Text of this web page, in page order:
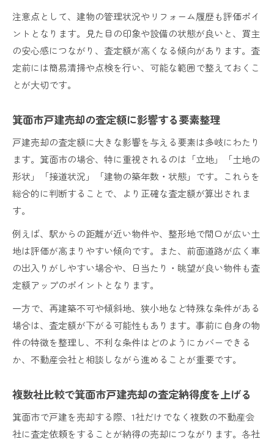
注意点として、建物の管理状況やリフォーム履歴も評価ポイ
ントとなります。見た目の印象や設備の状態が良いと、買主
の安心感につながり、査定額が高くなる傾向があります。査
定前には簡易清掃や点検を行い、可能な範囲で整えておくこ
とが大切です。
箕面市戸建売却の査定額に影響する要素整理
戸建売却の査定額に大きな影響を与える要素は多岐にわたり
ます。箕面市の場合、特に重視されるのは「立地」「土地の
形状」「接道状況」「建物の築年数・状態」です。これらを
総合的に判断することで、より正確な査定額が算出されま
す。
例えば、駅からの距離が近い物件や、整形地で間口が広い土
地は評価が高まりやすい傾向です。また、前面道路が広く車
の出入りがしやすい場合や、日当たり・眺望が良い物件も査
定額アップのポイントとなります。
一方で、再建築不可や傾斜地、狭小地など特殊な条件がある
場合は、査定額が下がる可能性もあります。事前に自身の物
件の特徴を整理し、不利な条件はどのようにカバーできる
か、不動産会社と相談しながら進めることが重要です。
複数社比較で箕面市戸建売却の査定納得度を上げる
箕面市で戸建を売却する際、1社だけでなく複数の不動産会
社に査定依頼をすることが納得の売却につながります。各社